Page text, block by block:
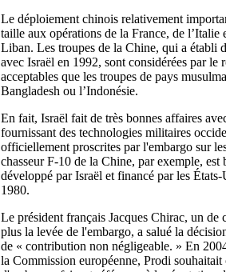
Le déploiement chinois relativement
taille aux opérations de la France, de l’Italie
Liban. Les troupes de la Chine, qui a établi
avec Israël en 1992, sont considérées par le
acceptables que les troupes de pays
Bangladesh ou l’Indonésie.
En fait, Israël fait de très bonnes affaires
fournissant des technologies militaires
officiellement proscrites par l'embargo sur
chasseur F-10 de la Chine, par exemple, est
développé par Israël et financé par les
1980.
Le président français Jacques Chirac, un de
plus la levée de l'embargo, a salué la
de « contribution non négligeable. » En
la Commission européenne, Prodi souhaitait